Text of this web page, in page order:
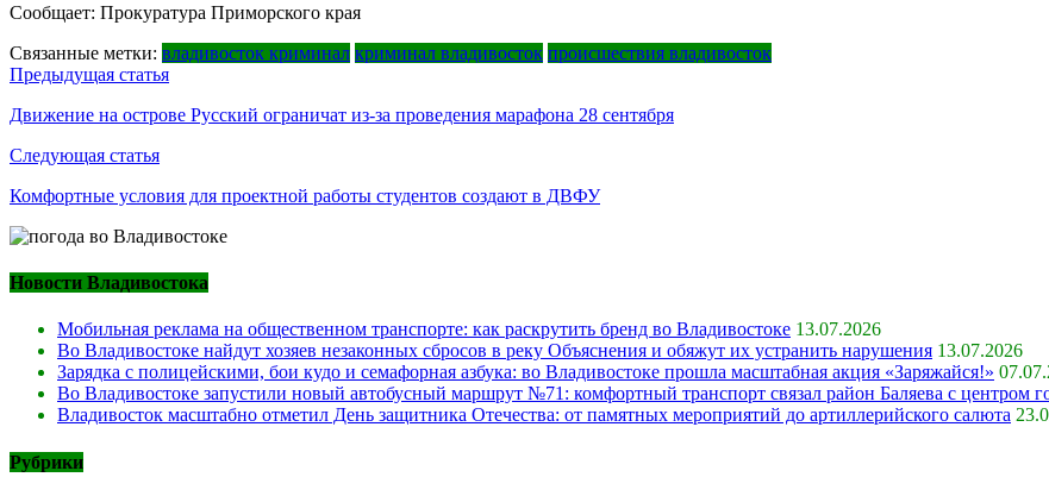
Сообщает: Прокуратура Приморского края
Связанные метки: владивосток криминал криминал владивосток происшествия владивосток
Навигация
по
записям
Предыдущая статья
Движение на острове Русский ограничат из-за проведения марафона 28 сентября
Следующая статья
Комфортные условия для проектной работы студентов создают в ДВФУ
Новости Владивостока
Мобильная реклама на общественном транспорте: как раскрутить бренд во Владивостоке 13.07.2026
Во Владивостоке найдут хозяев незаконных сбросов в реку Объяснения и обяжут их устранить нарушения 13.07.2026
Зарядка с полицейскими, бои кудо и семафорная азбука: во Владивостоке прошла масштабная акция «Заряжайся!»
Во Владивостоке запустили новый автобусный маршрут №71: комфортный транспорт связал район Баляева с центром
Владивосток масштабно отметил День защитника Отечества: от памятных мероприятий до артиллерийского салюта
Рубрики